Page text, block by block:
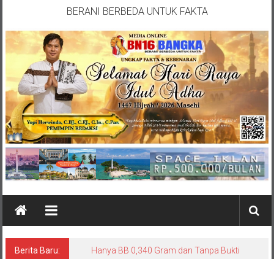
BERANI BERBEDA UNTUK FAKTA
Berita Baru:
Hanya BB 0,340 Gram dan Tanpa Bukti